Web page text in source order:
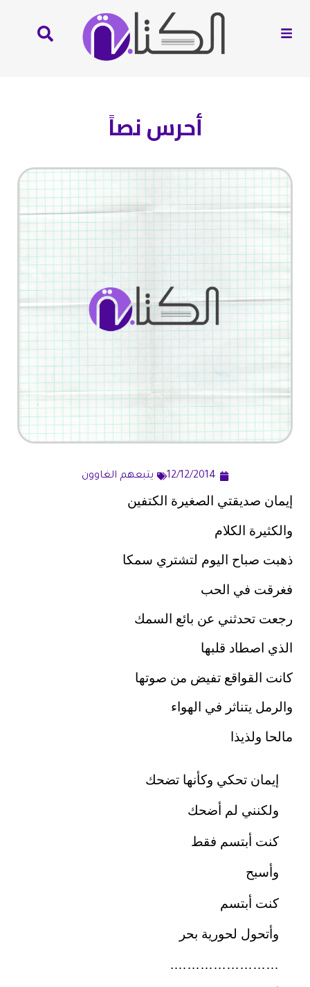
أحرس نصاً
12/12/2014 يتبعهم الغاوون
إيمان صديقتي الصغيرة الكتفين
والكثيرة الكلام
ذهبت صباح اليوم لتشتري سمكا
فغرقت في الحب
رجعت تحدثني عن بائع السمك
الذي اصطاد قلبها
كانت القواقع تفيض من صوتها
والرمل يتناثر في الهواء
مالحا ولذيذا
إيمان تحكي وكأنها تضحك
ولكنني لم أضحك
كنت أبتسم فقط
وأسبح
كنت أبتسم
وأتحول لحورية بحر
…………………….